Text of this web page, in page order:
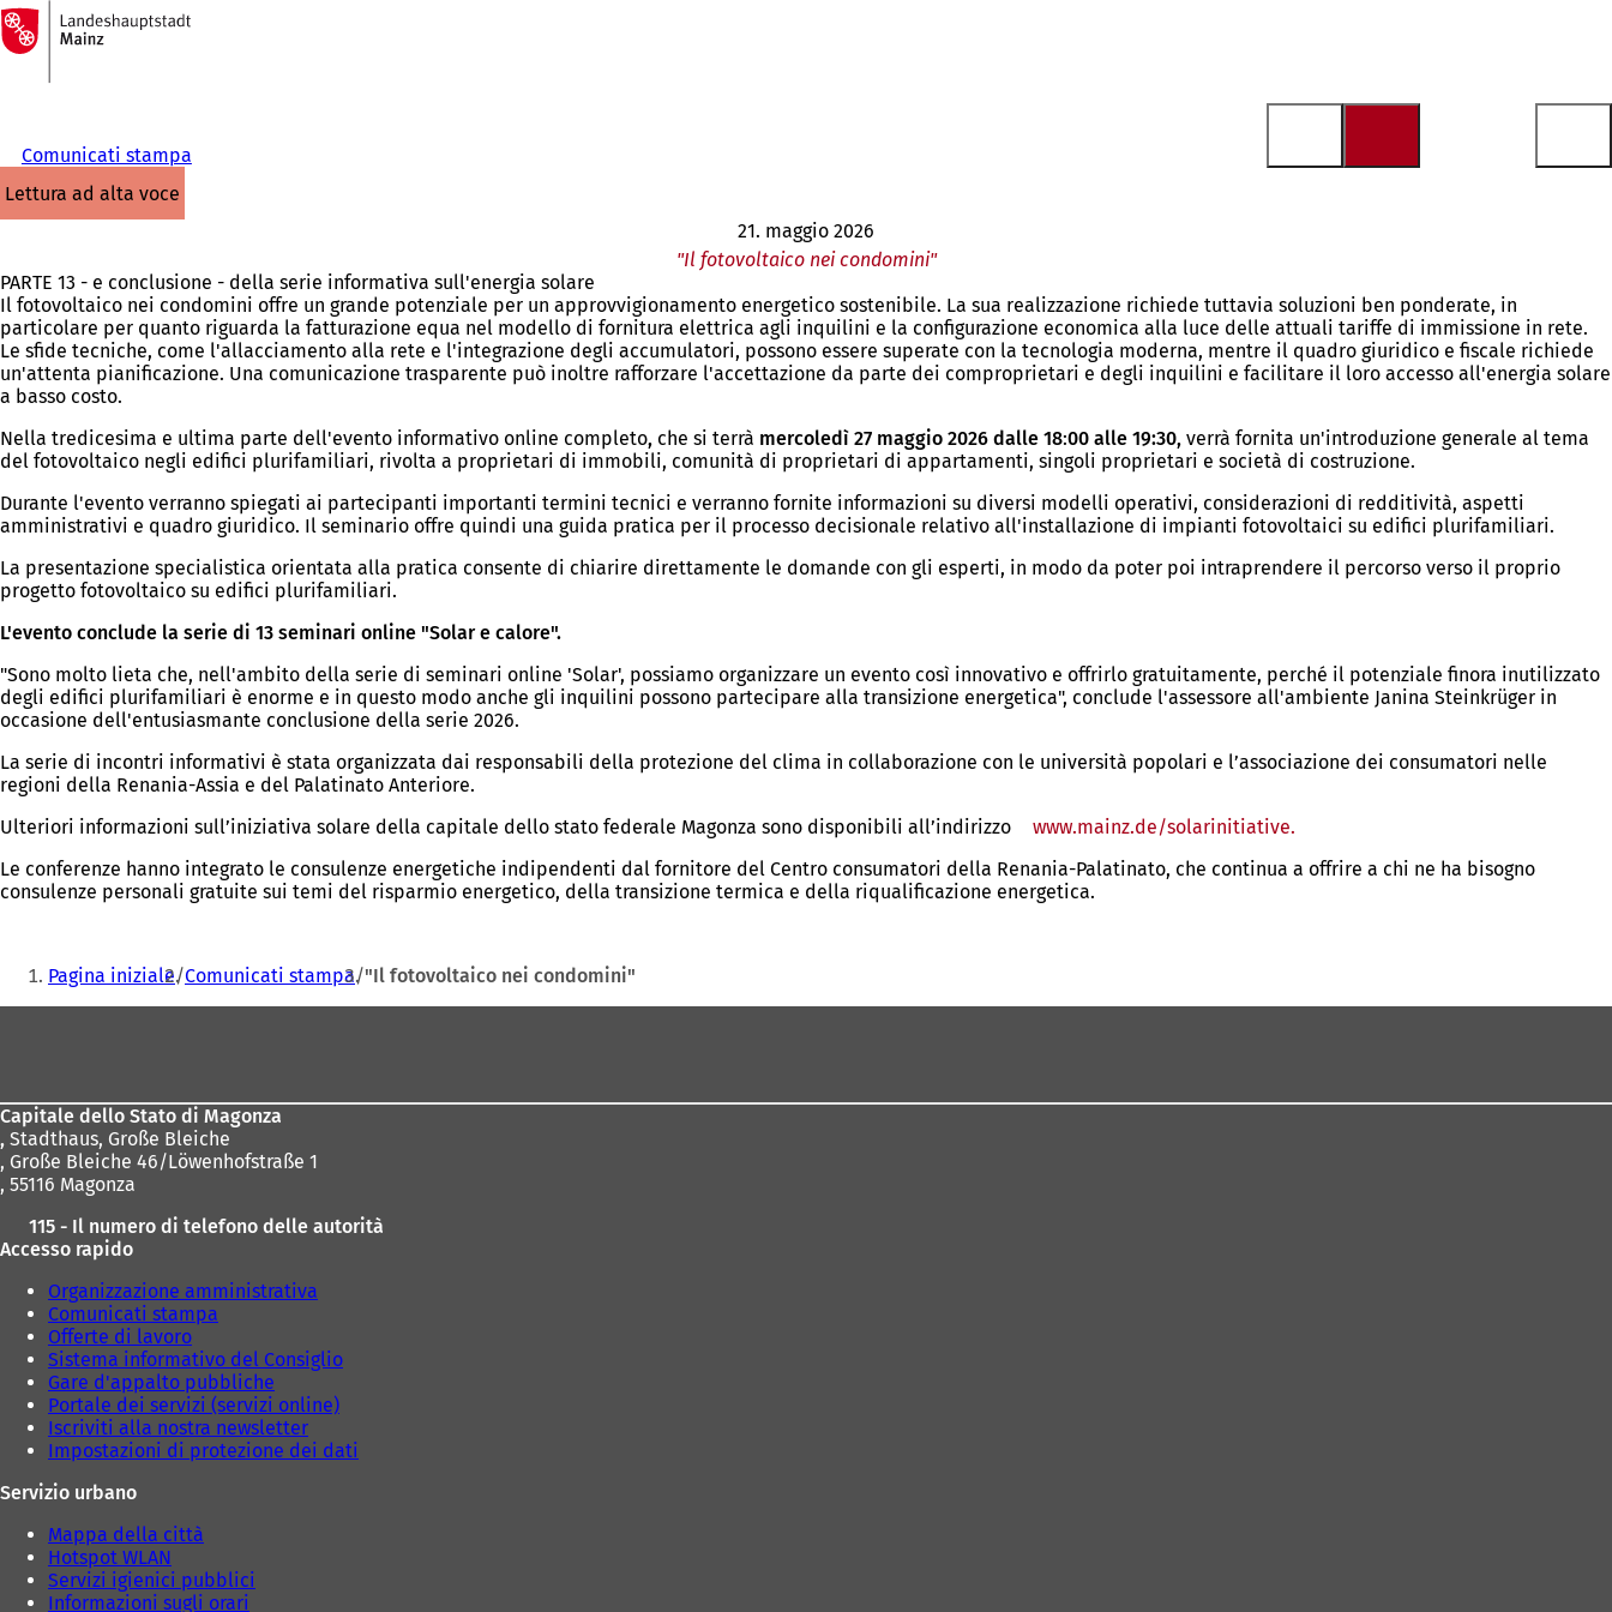
Vai al contenuto
Alla
pagina
iniziale
Comunicati stampa
lettura ad alta voce
21. maggio 2026
"Il fotovoltaico nei condomini"
PARTE 13 - e conclusione - della serie informativa sull'energia solare
Il fotovoltaico nei condomini offre un grande potenziale per un approvvigionamento energetico sostenibile. La sua realizzazione richiede tuttavia soluzioni ben ponderate, in
particolare per quanto riguarda la fatturazione equa nel modello di fornitura elettrica agli inquilini e la configurazione economica alla luce delle attuali tariffe di immissione in rete.
Le sfide tecniche, come l'allacciamento alla rete e l'integrazione degli accumulatori, possono essere superate con la tecnologia moderna, mentre il quadro giuridico e fiscale richiede
un'attenta pianificazione. Una comunicazione trasparente può inoltre rafforzare l'accettazione da parte dei comproprietari e degli inquilini e facilitare il loro accesso all'energia solare
a basso costo.
Nella tredicesima e ultima parte dell'evento informativo online completo, che si terrà mercoledì 27 maggio 2026 dalle 18:00 alle 19:30, verrà fornita un'introduzione generale al tema
del fotovoltaico negli edifici plurifamiliari, rivolta a proprietari di immobili, comunità di proprietari di appartamenti, singoli proprietari e società di costruzione.
Durante l'evento verranno spiegati ai partecipanti importanti termini tecnici e verranno fornite informazioni su diversi modelli operativi, considerazioni di redditività, aspetti
amministrativi e quadro giuridico. Il seminario offre quindi una guida pratica per il processo decisionale relativo all'installazione di impianti fotovoltaici su edifici plurifamiliari.
La presentazione specialistica orientata alla pratica consente di chiarire direttamente le domande con gli esperti, in modo da poter poi intraprendere il percorso verso il proprio
progetto fotovoltaico su edifici plurifamiliari.
L'evento conclude la serie di 13 seminari online "Solar e calore".
"Sono molto lieta che, nell'ambito della serie di seminari online 'Solar', possiamo organizzare un evento così innovativo e offrirlo gratuitamente, perché il potenziale finora inutilizzato
degli edifici plurifamiliari è enorme e in questo modo anche gli inquilini possono partecipare alla transizione energetica", conclude l'assessore all'ambiente Janina Steinkrüger in
occasione dell'entusiasmante conclusione della serie 2026.
La serie di incontri informativi è stata organizzata dai responsabili della protezione del clima in collaborazione con le università popolari e l’associazione dei consumatori nelle
regioni della Renania-Assia e del Palatinato Anteriore.
Ulteriori informazioni sull’iniziativa solare della capitale dello stato federale Magonza sono disponibili all’indirizzo
www.mainz.de/solarinitiative.
in
Le conferenze hanno integrato le consulenze energetiche indipendenti dal fornitore del Centro consumatori della Renania-Palatinato, che continua a offrire a chi ne ha bisogno
consulenze personali gratuite sui temi del risparmio energetico, della transizione termica e della riqualificazione energetica.
Siete
qui:
Pagina iniziale Comunicati stampa "Il fotovoltaico nei condomini"
Capitale dello Stato di Magonza
, Stadthaus, Große Bleiche
, Große Bleiche 46/Löwenhofstraße 1
, 55116 Magonza
115 - Il numero di telefono delle autorità
Accesso rapido
Organizzazione amministrativa
Comunicati stampa
Offerte di lavoro
Sistema informativo del Consiglio
Gare d'appalto pubbliche
Portale dei servizi (servizi online)
Iscriviti alla nostra newsletter
Impostazioni di protezione dei dati
Servizio urbano
Mappa della città
Hotspot WLAN
Servizi igienici pubblici
Informazioni sugli orari